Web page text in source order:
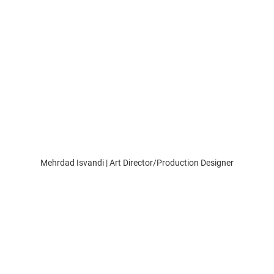
Mehrdad Isvandi | Art Director/Production Designer